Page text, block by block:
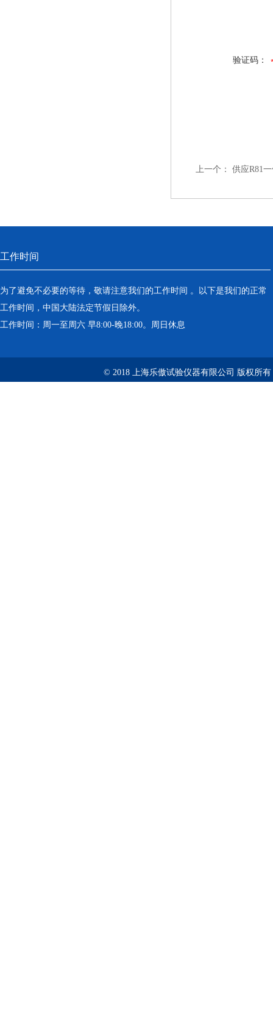
验证码：
上一个： 供应R81
工作时间
为了避免不必要的等待，敬请注意我们的工作时间 。以下是我们的正常
工作时间，中国大陆法定节假日除外。
工作时间：周一至周六 早8:00-晚18:00。周日休息
© 2018 上海乐傲试验仪器有限公司 版权所